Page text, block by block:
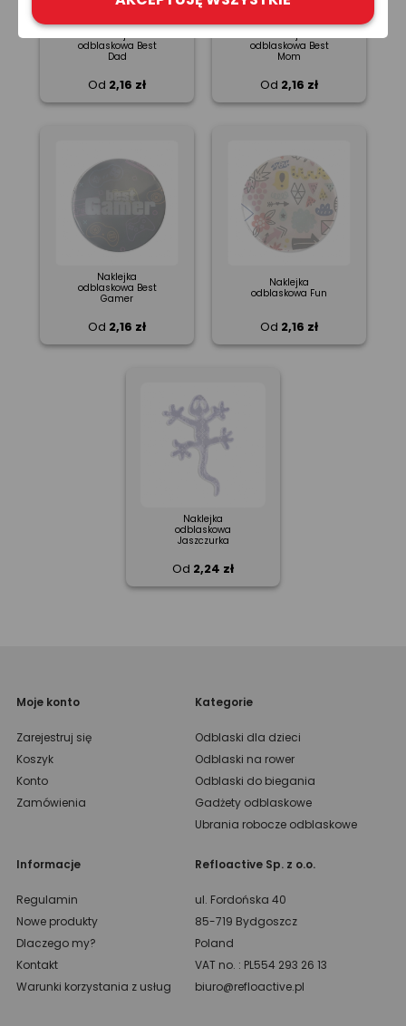
Naklejka
odblaskowa Best
Dad
Od 2,16 zł
Naklejka
odblaskowa Best
Mom
Od 2,16 zł
Naklejka
odblaskowa Best
Gamer
Od 2,16 zł
Naklejka
odblaskowa Fun
Od 2,16 zł
Naklejka
odblaskowa
Jaszczurka
Od 2,24 zł
Moje konto
Zarejestruj się
Koszyk
Konto
Zamówienia
Kategorie
Odblaski dla dzieci
Odblaski na rower
Odblaski do biegania
Gadżety odblaskowe
Ubrania robocze odblaskowe
Informacje
Regulamin
Nowe produkty
Dlaczego my?
Kontakt
Warunki korzystania z usług
Refloactive Sp. z o.o.
ul. Fordońska 40
85-719 Bydgoszcz
Poland
VAT no. : PL554 293 26 13
biuro@refloactive.pl